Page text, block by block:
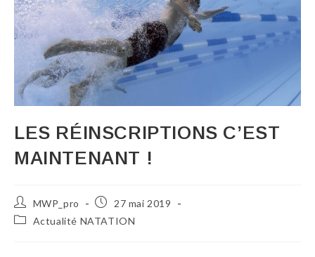
LES RÉINSCRIPTIONS C’EST
MAINTENANT !
MWP_pro
27 mai 2019
Actualité NATATION